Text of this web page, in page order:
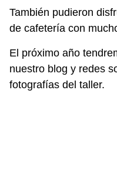
También pudieron
de cafetería con
El próximo año
nuestro blog y redes
fotografías del taller.